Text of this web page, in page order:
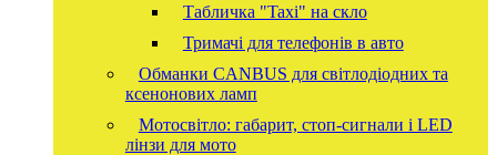
Табличка "Taxi" на скло
Тримачі для телефонів в авто
Обманки CANBUS для світлодіодних та
ксенонових ламп
Мотосвітло: габарит, стоп-сигнали і LED
лінзи для мото